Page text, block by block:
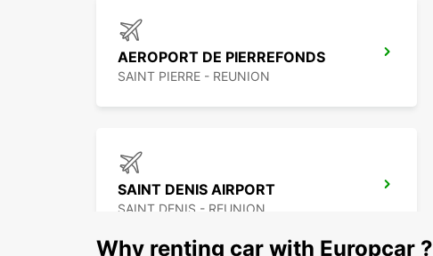
AEROPORT DE PIERREFONDS
SAINT PIERRE - REUNION
SAINT DENIS AIRPORT
SAINT DENIS - REUNION
Why renting car with Europcar ?